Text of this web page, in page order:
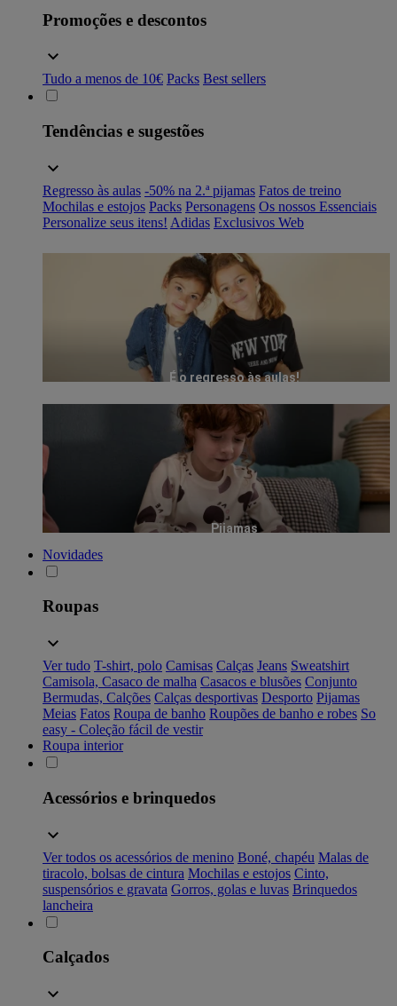
Promoções e descontos
Tudo a menos de 10€ Packs Best sellers
Tendências e sugestões
Regresso às aulas -50% na 2.ª pijamas Fatos de treino
Mochilas e estojos Packs Personagens Os nossos Essenciais
Personalize seus itens! Adidas Exclusivos Web
É o regresso às aulas!
Pijamas
Novidades
Roupas
Ver tudo T-shirt, polo Camisas Calças Jeans Sweatshirt
Camisola, Casaco de malha Casacos e blusões Conjunto
Bermudas, Calções Calças desportivas Desporto Pijamas
Meias Fatos Roupa de banho Roupões de banho e robes So
easy - Coleção fácil de vestir
Roupa interior
Acessórios e brinquedos
Ver todos os acessórios de menino Boné, chapéu Malas de
tiracolo, bolsas de cintura Mochilas e estojos Cinto,
suspensórios e gravata Gorros, golas e luvas Brinquedos
lancheira
Calçados